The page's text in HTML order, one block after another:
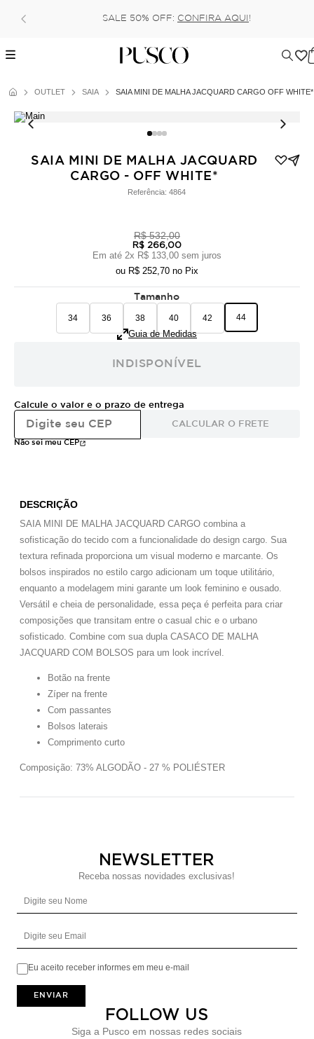
OFF: CONFIRA AQUI!
Pague no pix com 5% de
6x (parcela
OUTLET SAIA SAIA MINI DE MALHA JACQUARD CARGO OFF WHITE*
SAIA MINI DE MALHA JACQUARD
CARGO - OFF WHITE*
Referência:4864
R$ 532,00
R$ 266,00
Em até 2x R$ 133,00 sem juros
ou R$ 252,70 no Pix
Tamanho
34 36 38 40 42 44
Guia de Medidas
INDISPONÍVEL
Calcule o valor e o prazo de entrega
CALCULAR O FRETE
Não sei meu CEP
DESCRIÇÃO
SAIA MINI DE MALHA JACQUARD CARGO combina a
sofisticação do tecido com a funcionalidade do design cargo. Sua
textura refinada proporciona um visual moderno e marcante. Os
bolsos inspirados no estilo cargo adicionam um toque utilitário,
enquanto a modelagem mini garante um look feminino e ousado.
Versátil e cheia de personalidade, essa peça é perfeita para criar
composições que transitam entre o casual chic e o urbano
sofisticado. Combine com sua dupla CASACO DE MALHA
JACQUARD COM BOLSOS para um look incrível.
Botão na frente
Zíper na frente
Com passantes
Bolsos laterais
Comprimento curto
Composição: 73% ALGODÃO - 27 % POLIÉSTER
NEWSLETTER
Receba nossas novidades exclusivas!
Eu aceito receber informes em meu e-mail
ENVIAR
FOLLOW US
Siga a Pusco em nossas redes sociais